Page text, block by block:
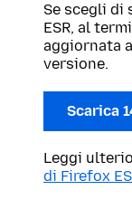
Se scegli di
ESR, al
aggiornata
versione.
Scarica
Leggi
di Firefox